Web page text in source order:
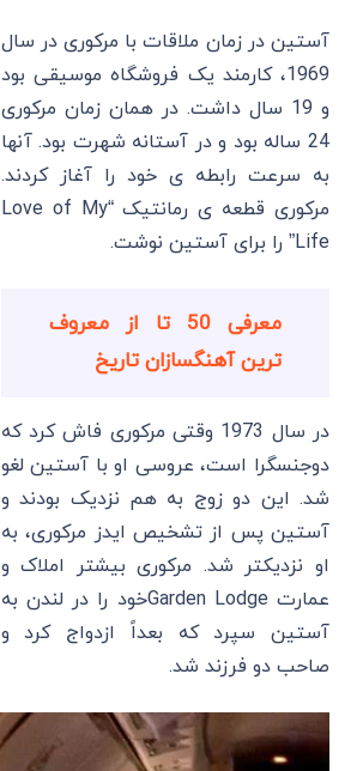
آستین در زمان ملاقات با مرکوری در سال
1969، کارمند یک فروشگاه موسیقی بود
و 19 سال داشت. در همان زمان مرکوری
24 ساله بود و در آستانه شهرت بود. آنها
به سرعت رابطه ی خود را آغاز کردند.
مرکوری قطعه ی رمانتیک “Love of My
Life” را برای آستین نوشت.
معرفی 50 تا از معروف
ترین آهنگسازان تاریخ
در سال 1973 وقتی مرکوری فاش كرد كه
دوجنسگرا است، عروسی او با آستین لغو
شد. این دو زوج به هم نزدیک بودند و
آستین پس از تشخیص ایدز مرکوری، به
او نزدیکتر شد. مرکوری بیشتر املاک و
عمارت Garden Lodgeخود را در لندن به
آستین سپرد که بعداً ازدواج کرد و
صاحب دو فرزند شد.